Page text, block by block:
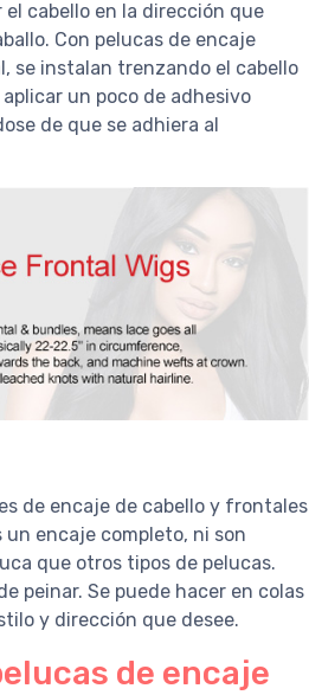
cabello en la dirección que
Con pelucas de encaje
se instalan trenzando el cabello
un poco de adhesivo
de que se adhiera al
de encaje de cabello y frontales
un encaje completo, ni son
que otros tipos de pelucas.
peinar. Se puede hacer en colas
y dirección que desee.
de encaje